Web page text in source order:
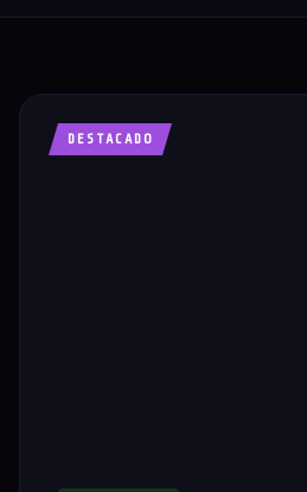
DESTACADO